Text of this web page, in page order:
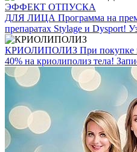
ЭФФЕКТ ОТПУСКА
ДЛЯ ЛИЦА Программа на
препаратах Stylage и Dysport!
КРИОЛИПОЛИЗ При покупке
40% на криолиполиз тела!